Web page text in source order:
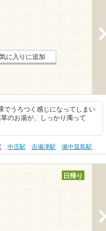
に入りに追加
でうろつく感じになってしまい
のお湯が、しっかり濁って
中庄駅 吉備津駅 備中箕島駅
日帰り